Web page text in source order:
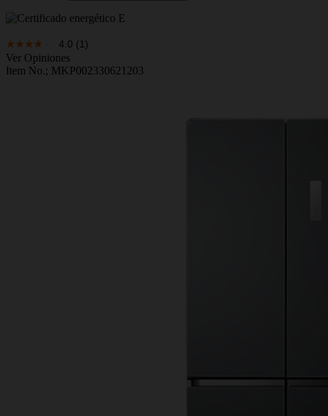
4.0 (1)
Ver Opiniones
Item No.; MKP002330621203